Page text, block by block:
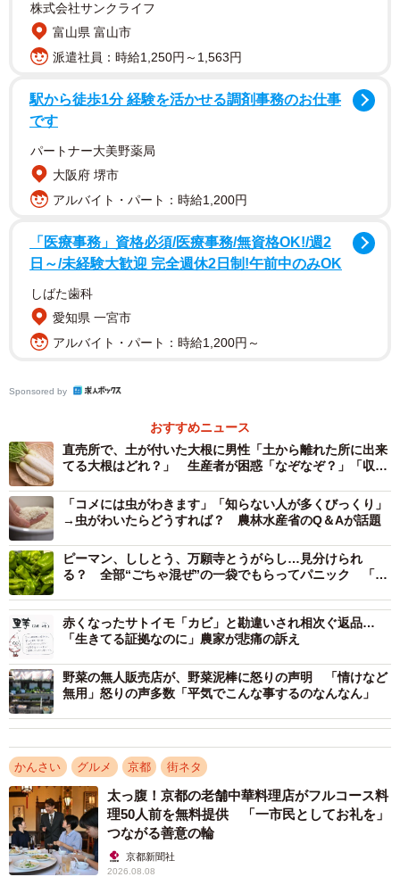
「水を張って栽培するんですよ」。葉を広げて見せながら
教えてくれたのは、農家の西村美彦さん（48）＝同区。京
クワイは、大きな芽が出ることから「めでたい」を連想さ
せる縁起の良い食材として、昔からおせち料理で用いられ
てきた。
2/2
西村さんの畑で収穫したクワイ。大きな芽が出ており、外側は鮮やかな
青色だ。
西村さんも30年間作り続けてきたが、2025年は生産量を前
年の3分の2ほどにまで減らした。「クワイの栽培は大変な
手間やコストがかかる一方で、消費が減っている。周辺の
農家も作るのをやめてしまい、竹田ではうちだけになっ
株式会社サンクライフ
富山県 富山市
派遣社員：時給1,250円～1,563円
駅から徒歩1分 経験を活かせる調剤事務のお仕事
です
パートナー大美野薬局
大阪府 堺市
アルバイト・パート：時給1,200円
「医療事務」資格必須/医療事務/無資格OK!/週2
日～/未経験大歓迎 完全週休2日制!午前中のみOK
しばた歯科
愛知県 一宮市
アルバイト・パート：時給1,200円～
Sponsored by
おすすめニュース
直売所で、土が付いた大根に男性「土から離れた所に出来
てる大根はどれ？」 生産者が困惑「なぞなぞ？」「収穫
「コメには虫がわきます」「知らない人が多くびっくり」
→虫がわいたらどうすれば？ 農林水産省のQ＆Aが話題
ピーマン、ししとう、万願寺とうがらし…見分けられ
る？ 全部“ごちゃ混ぜ”の一袋でもらってパニック 「焼
赤くなったサトイモ「カビ」と勘違いされ相次ぐ返品…
「生きてる証拠なのに」農家が悲痛の訴え
野菜の無人販売店が、野菜泥棒に怒りの声明 「情けなど
無用」怒りの声多数「平気でこんな事するのなんなん」
かんさい グルメ 京都 街ネタ
太っ腹！京都の老舗中華料理店がフルコース料
理50人前を無料提供 「一市民としてお礼を」
つながる善意の輪
京都新聞社
2026.08.08